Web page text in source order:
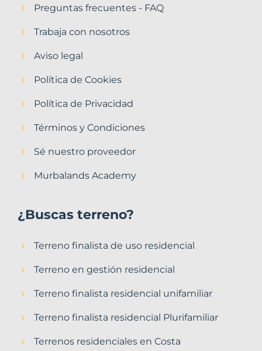
Preguntas frecuentes - FAQ
Trabaja con nosotros
Aviso legal
Política de Cookies
Política de Privacidad
Términos y Condiciones
Sé nuestro proveedor
Murbalands Academy
¿Buscas terreno?
Terreno finalista de uso residencial
Terreno en gestión residencial
Terreno finalista residencial unifamiliar
Terreno finalista residencial Plurifamiliar
Terrenos residenciales en Costa